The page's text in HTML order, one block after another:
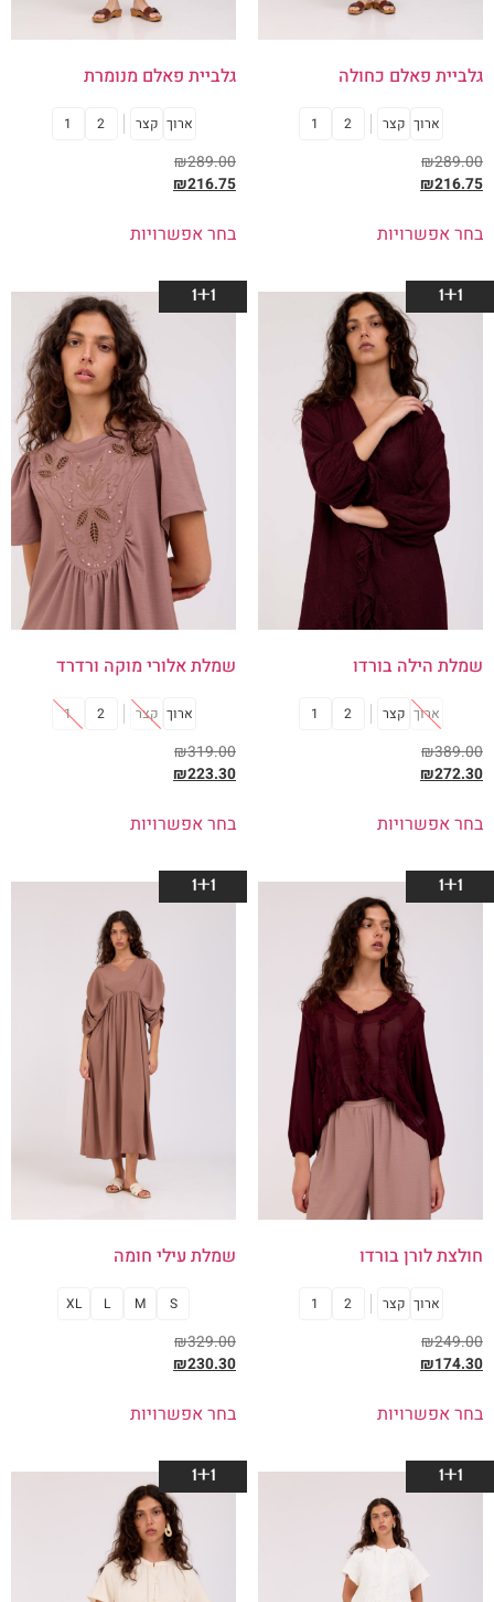
גלביית פאלם כחולה
ארוך קצר 2
1
₪289.00
₪216.75
בחר אפשרויות
גלביית פאלם מנומרת
ארוך קצר 2
1
₪289.00
₪216.75
בחר אפשרויות
1+1
שמלת הילה בורדו
ארוך קצר 2
1
₪389.00
₪272.30
בחר אפשרויות
1+1
שמלת אלורי מוקה ורדרד
ארוך קצר 2
1
₪319.00
₪223.30
בחר אפשרויות
1+1
חולצת לורן בורדו
ארוך קצר 2
1
₪249.00
₪174.30
בחר אפשרויות
1+1
שמלת עילי חומה
S
M
L
XL
₪329.00
₪230.30
בחר אפשרויות
1+1
1+1